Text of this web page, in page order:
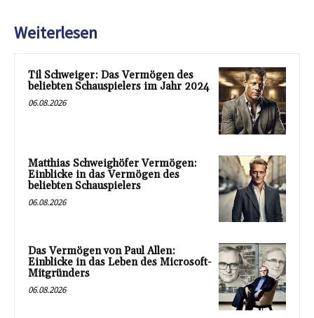
Weiterlesen
Til Schweiger: Das Vermögen des
beliebten Schauspielers im Jahr 2024
06.08.2026
Matthias Schweighöfer Vermögen:
Einblicke in das Vermögen des
beliebten Schauspielers
06.08.2026
Das Vermögen von Paul Allen:
Einblicke in das Leben des Microsoft-
Mitgründers
06.08.2026